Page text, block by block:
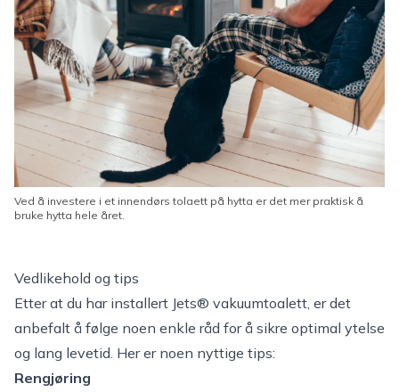
Ved å investere i et innendørs tolaett på hytta er det mer praktisk å
bruke hytta hele året.
Vedlikehold og tips
Etter at du har installert Jets® vakuumtoalett, er det
anbefalt å følge noen enkle råd for å sikre optimal ytelse
og lang levetid. Her er noen nyttige tips:
Rengjøring